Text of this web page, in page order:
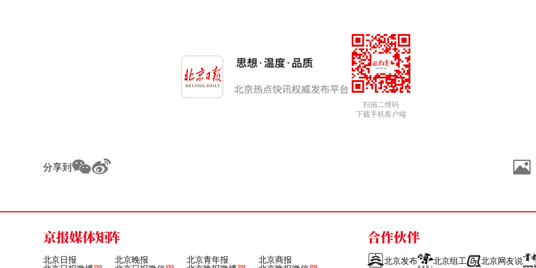
扫描二维码
下载手机客户端
分享到
京报媒体矩阵
北京日报 北京晚报 北京青年报 北京商报
合作伙伴
北京发布 北京组工 北京网友说